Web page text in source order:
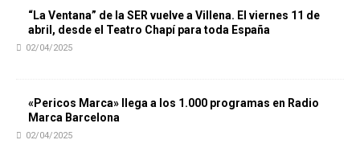
“La Ventana” de la SER vuelve a Villena. El viernes 11 de
abril, desde el Teatro Chapí para toda España
02/04/2025
«Pericos Marca» llega a los 1.000 programas en Radio
Marca Barcelona
02/04/2025